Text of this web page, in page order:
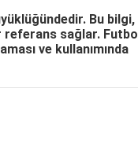
Bu bilgi,
referans sağlar. Futbol
ve kullanımında